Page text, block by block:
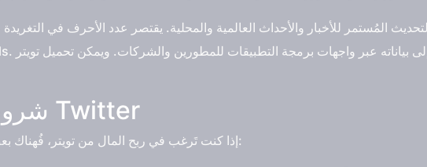
شروط ربح المال من تويتر Twitter
إذا كنت تَرغب في ربح المال من تويتر، فُهناك بعض الشروط والمعايير التي يجب أن تلتزم بها: